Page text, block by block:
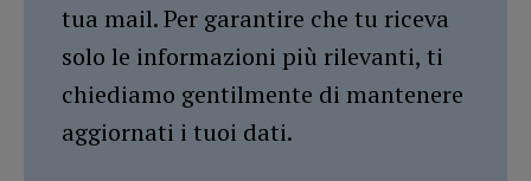
tua mail. Per garantire che tu riceva
solo le informazioni più rilevanti, ti
chiediamo gentilmente di mantenere
aggiornati i tuoi dati.